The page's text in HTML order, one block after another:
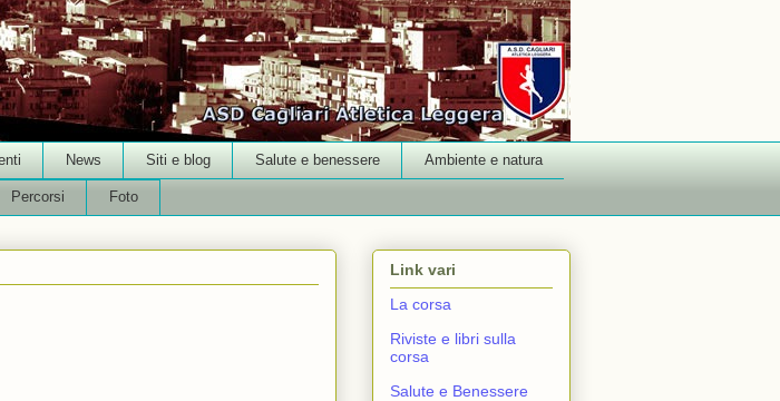
News Siti e blog Salute e benessere Ambiente e natura
Percorsi Foto
Link vari
La corsa
Riviste e libri sulla
corsa
Salute e Benessere